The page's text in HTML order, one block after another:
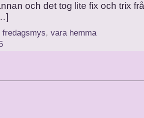
och det tog lite fix och trix
fredagsmys, vara hemma